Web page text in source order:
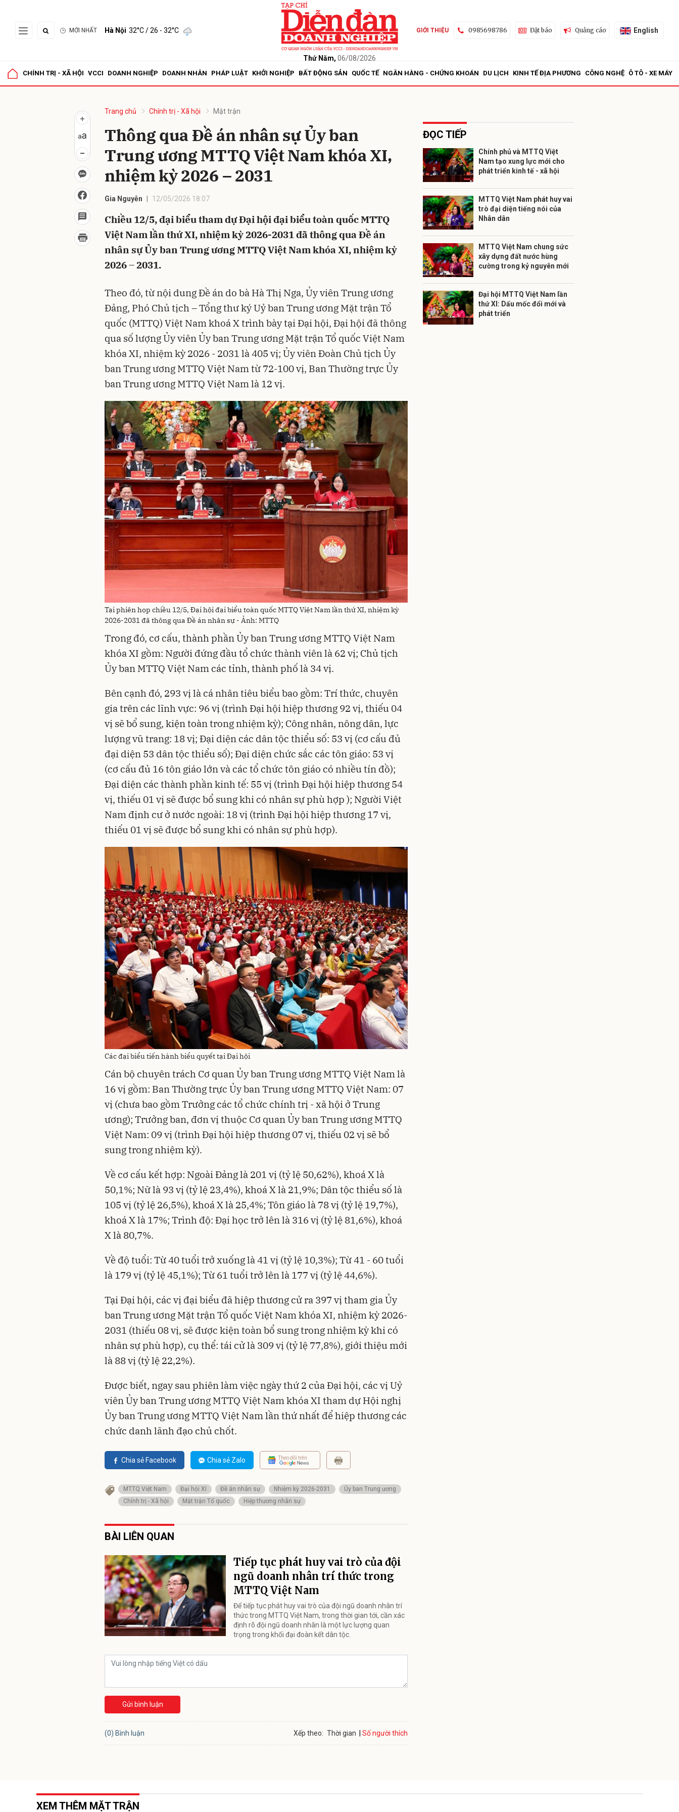
MỚI NHẤT Hà Nội 32°C/ 26 - 32°C
Thứ Năm, 06/08/2026
GIỚI THIỆU 0985698786 Đặt báo Quảng cáo English
CHÍNH TRỊ - XÃ HỘI VCCI DOANH NGHIỆP DOANH NHÂN PHÁP LUẬT KHỞI NGHIỆP BẤT ĐỘNG SẢN QUỐC TẾ NGÂN HÀNG - CHỨNG KHOÁN DU LỊCH KINH TẾ ĐỊA PHƯƠNG CÔNG NGHỆ Ô TÔ - XE MÁY
Trang chủ Chính trị - Xã hội Mặt trận
Thông qua Đề án nhân sự Ủy ban
Trung ương MTTQ Việt Nam khóa XI,
nhiệm kỳ 2026 – 2031
Gia Nguyễn 12/05/2026 18:07
Chiều 12/5, đại biểu tham dự Đại hội đại biểu toàn quốc MTTQ
Việt Nam lần thứ XI, nhiệm kỳ 2026-2031 đã thông qua Đề án
nhân sự Ủy ban Trung ương MTTQ Việt Nam khóa XI, nhiệm kỳ
2026 – 2031.
Theo đó, từ nội dung Đề án do bà Hà Thị Nga, Ủy viên Trung ương
Đảng, Phó Chủ tịch – Tổng thư ký Uỷ ban Trung ương Mặt trận Tổ
quốc (MTTQ) Việt Nam khoá X trình bày tại Đại hội, Đại hội đã thông
qua số lượng Ủy viên Ủy ban Trung ương Mặt trận Tổ quốc Việt Nam
khóa XI, nhiệm kỳ 2026 - 2031 là 405 vị; Ủy viên Đoàn Chủ tịch Ủy
ban Trung ương MTTQ Việt Nam từ 72-100 vị, Ban Thường trực Ủy
ban Trung ương MTTQ Việt Nam là 12 vị.
Tại phiên họp chiều 12/5, Đại hội đại biểu toàn quốc MTTQ Việt Nam lần thứ XI, nhiệm kỳ
2026-2031 đã thông qua Đề án nhân sự - Ảnh: MTTQ
Trong đó, cơ cấu, thành phần Ủy ban Trung ương MTTQ Việt Nam
khóa XI gồm: Người đứng đầu tổ chức thành viên là 62 vị; Chủ tịch
Ủy ban MTTQ Việt Nam các tỉnh, thành phố là 34 vị.
Bên cạnh đó, 293 vị là cá nhân tiêu biểu bao gồm: Trí thức, chuyên
gia trên các lĩnh vực: 96 vị (trình Đại hội hiệp thương 92 vị, thiếu 04
vị sẽ bổ sung, kiện toàn trong nhiệm kỳ); Công nhân, nông dân, lực
lượng vũ trang: 18 vị; Đại diện các dân tộc thiểu số: 53 vị (cơ cấu đủ
đại diện 53 dân tộc thiểu số); Đại diện chức sắc các tôn giáo: 53 vị
(cơ cấu đủ 16 tôn giáo lớn và các tổ chức tôn giáo có nhiều tín đồ);
Đại diện các thành phần kinh tế: 55 vị (trình Đại hội hiệp thương 54
vị, thiếu 01 vị sẽ được bổ sung khi có nhân sự phù hợp ); Người Việt
Nam định cư ở nước ngoài: 18 vị (trình Đại hội hiệp thương 17 vị,
thiếu 01 vị sẽ được bổ sung khi có nhân sự phù hợp).
Các đại biểu tiến hành biểu quyết tại Đại hội
Cán bộ chuyên trách Cơ quan Ủy ban Trung ương MTTQ Việt Nam là
16 vị gồm: Ban Thường trực Ủy ban Trung ương MTTQ Việt Nam: 07
vị (chưa bao gồm Trưởng các tổ chức chính trị - xã hội ở Trung
ương); Trưởng ban, đơn vị thuộc Cơ quan Ủy ban Trung ương MTTQ
Việt Nam: 09 vị (trình Đại hội hiệp thương 07 vị, thiếu 02 vị sẽ bổ
sung trong nhiệm kỳ).
Về cơ cấu kết hợp: Ngoài Đảng là 201 vị (tỷ lệ 50,62%), khoá X là
50,1%; Nữ là 93 vị (tỷ lệ 23,4%), khoá X là 21,9%; Dân tộc thiểu số là
105 vị (tỷ lệ 26,5%), khoá X là 25,4%; Tôn giáo là 78 vị (tỷ lệ 19,7%),
khoá X là 17%; Trình độ: Đại học trở lên là 316 vị (tỷ lệ 81,6%), khoá
X là 80,7%.
Về độ tuổi: Từ 40 tuổi trở xuống là 41 vị (tỷ lệ 10,3%); Từ 41 - 60 tuổi
là 179 vị (tỷ lệ 45,1%); Từ 61 tuổi trở lên là 177 vị (tỷ lệ 44,6%).
Tại Đại hội, các vị đại biểu đã hiệp thương cử ra 397 vị tham gia Ủy
ban Trung ương Mặt trận Tổ quốc Việt Nam khóa XI, nhiệm kỳ 2026-
2031 (thiếu 08 vị, sẽ được kiện toàn bổ sung trong nhiệm kỳ khi có
nhân sự phù hợp), cụ thể: tái cử là 309 vị (tỷ lệ 77,8%), giới thiệu mới
là 88 vị (tỷ lệ 22,2%).
Được biết, ngay sau phiên làm việc ngày thứ 2 của Đại hội, các vị Uỷ
viên Ủy ban Trung ương MTTQ Việt Nam khóa XI tham dự Hội nghị
Ủy ban Trung ương MTTQ Việt Nam lần thứ nhất để hiệp thương các
chức danh lãnh đạo chủ chốt.
Chia sẻ Facebook Chia sẻ Zalo Theo dõi trên
MTTQ Việt Nam Đại hội XI Đề án nhân sự Nhiệm kỳ 2026-2031
Ủy ban Trung ương
Chính trị - Xã hội
Mặt trận Tổ quốc Hiệp thương nhân sự
BÀI LIÊN QUAN
Tiếp tục phát huy vai trò của đội
ngũ doanh nhân trí thức trong
MTTQ Việt Nam
Để tiếp tục phát huy vai trò của đội ngũ doanh nhân trí
thức trong MTTQ Việt Nam, trong thời gian tới, cần xác
định rõ đội ngũ doanh nhân là một lực lượng quan
trọng trong khối đại đoàn kết dân tộc.
Gửi bình luận
(0) Bình luận Xếp theo: Thời gian Số người thích
ĐỌC TIẾP
Chính phủ và MTTQ Việt
Nam tạo xung lực mới cho
phát triển kinh tế - xã hội
MTTQ Việt Nam phát huy vai
trò đại diện tiếng nói của
Nhân dân
MTTQ Việt Nam chung sức
xây dựng đất nước hùng
cường trong kỷ nguyên mới
Đại hội MTTQ Việt Nam lần
thứ XI: Dấu mốc đổi mới và
phát triển
XEM THÊM MẶT TRẬN
Gửi